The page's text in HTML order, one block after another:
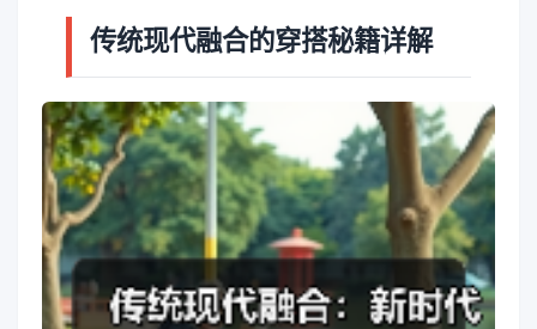
传统现代融合的穿搭秘籍详解